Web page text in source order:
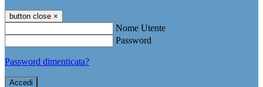
button close ×
Nome Utente
Password
Password dimenticata?